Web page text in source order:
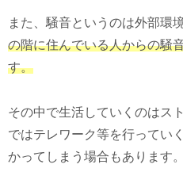
また、騒音というのは外部環
の階に住んでいる人からの騒
す。
その中で生活していくのはス
ではテレワーク等を行ってい
かってしまう場合もあります。